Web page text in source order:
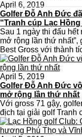
April 6, 2019
Golfer Đỗ Anh Đức
“Tranh cúp Lạc
Sau 1 ngày thi đấu hết
mở rộng lần thứ
Best Gross với thành
April 5, 2019
Golfer Đỗ Anh Đức
mở rộng lần thứ nhất
Với gross 71 gậy,
địch tại giải golf Tranh